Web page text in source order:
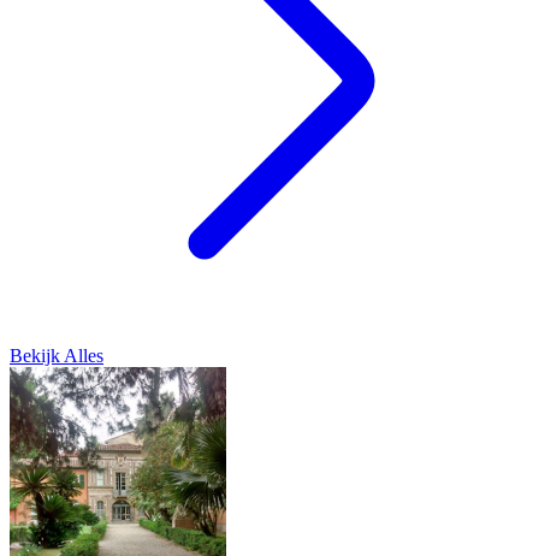
Bekijk Alles